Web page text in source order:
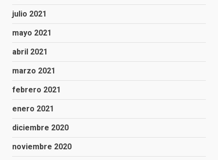
julio 2021
mayo 2021
abril 2021
marzo 2021
febrero 2021
enero 2021
diciembre 2020
noviembre 2020